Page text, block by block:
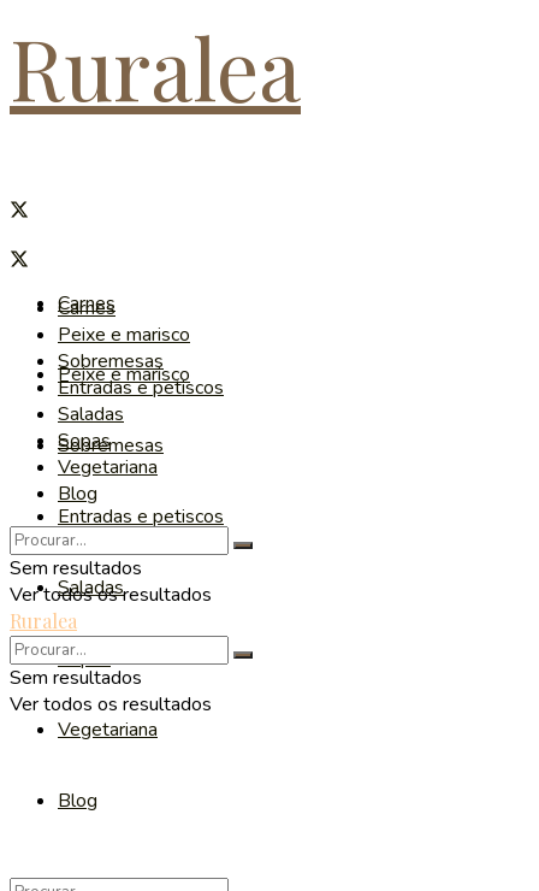
Ruralea
Carnes
Peixe e marisco
Sobremesas
Entradas e petiscos
Saladas
Sopas
Vegetariana
Blog
Carnes
Peixe e marisco
Sobremesas
Entradas e petiscos
Saladas
Sopas
Vegetariana
Blog
Sem resultados
Ver todos os resultados
Ruralea
Sem resultados
Ver todos os resultados